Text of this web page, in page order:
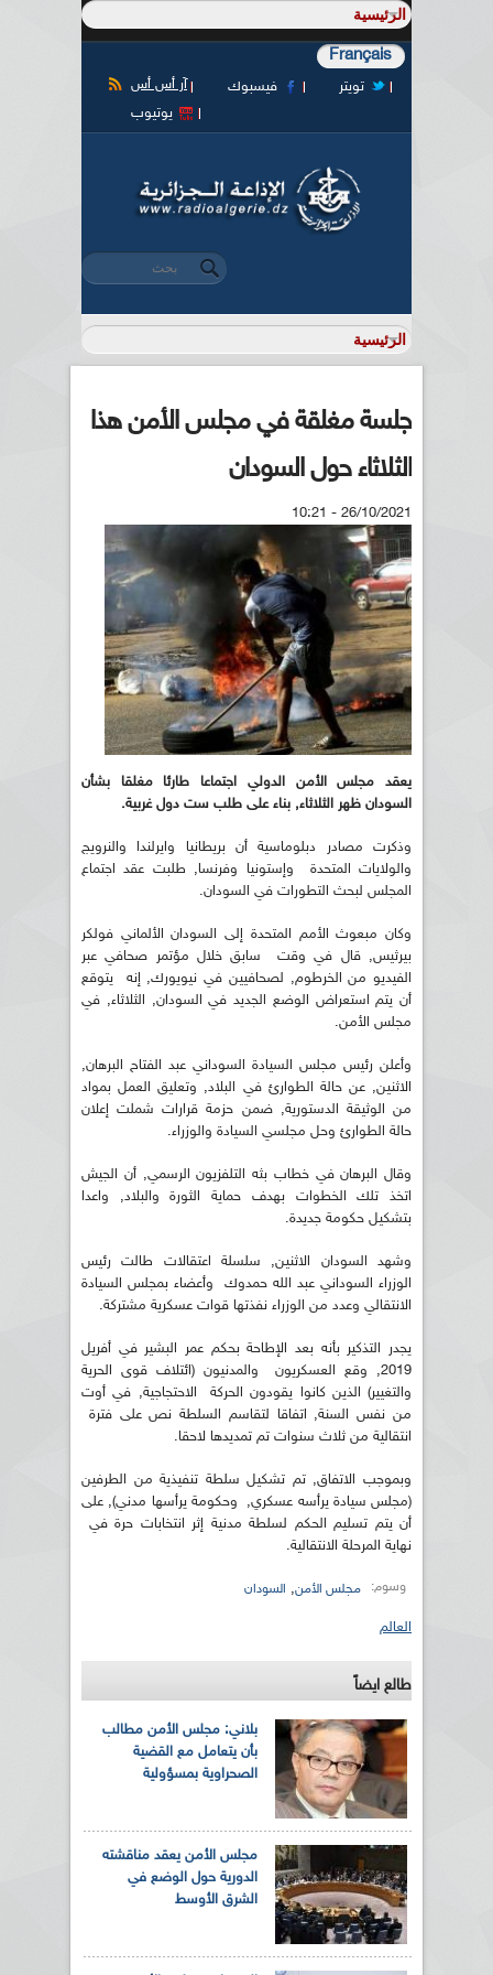
Français
آر أس أس فيسبوك
تويتر
يوتيوب
استمارة البحث
‏بحث ‏
جلسة مغلقة في مجلس الأمن هذا
الثلاثاء حول السودان
26/10/2021 - 10:21
يعقد مجلس الأمن الدولي اجتماعا طارئا مغلقا بشأن
السودان ظهر الثلاثاء, بناء على طلب ست دول غربية.
وذكرت مصادر دبلوماسية أن بريطانيا وايرلندا والنرويج
والولايات المتحدة وإستونيا وفرنسا, طلبت عقد اجتماع
المجلس لبحث التطورات في السودان.
وكان مبعوث الأمم المتحدة إلى السودان الألماني فولكر
بيرثيس, قال في وقت سابق خلال مؤتمر صحافي عبر
الفيديو من الخرطوم, لصحافيين في نيويورك, إنه يتوقع
أن يتم استعراض الوضع الجديد في السودان, الثلاثاء, في
مجلس الأمن.
وأعلن رئيس مجلس السيادة السوداني عبد الفتاح البرهان,
الاثنين, عن حالة الطوارئ في البلاد, وتعليق العمل بمواد
من الوثيقة الدستورية, ضمن حزمة قرارات شملت إعلان
حالة الطوارئ وحل مجلسي السيادة والوزراء.
وقال البرهان في خطاب بثه التلفزيون الرسمي, أن الجيش
اتخذ تلك الخطوات بهدف حماية الثورة والبلاد, واعدا
بتشكيل حكومة جديدة.
وشهد السودان الاثنين, سلسلة اعتقالات طالت رئيس
الوزراء السوداني عبد الله حمدوك وأعضاء بمجلس السيادة
الانتقالي وعدد من الوزراء نفذتها قوات عسكرية مشتركة.
يجدر التذكير بأنه بعد الإطاحة بحكم عمر البشير في أفريل
2019, وقع العسكريون والمدنيون (ائتلاف قوى الحرية
والتغيير) الذين كانوا يقودون الحركة الاحتجاجية, في أوت
من نفس السنة, اتفاقا لتقاسم السلطة نص على فترة
انتقالية من ثلاث سنوات تم تمديدها لاحقا.
وبموجب الاتفاق, تم تشكيل سلطة تنفيذية من الطرفين
(مجلس سيادة يرأسه عسكري, وحكومة يرأسها مدني), على
أن يتم تسليم الحكم لسلطة مدنية إثر انتخابات حرة في
نهاية المرحلة الانتقالية.
وسوم: مجلس الأمن, السودان
العالم
طالع ايضاً
بلاني: مجلس الأمن مطالب
بأن يتعامل مع القضية
الصحراوية بمسؤولية
مجلس الأمن يعقد مناقشته
الدورية حول الوضع في
الشرق الأوسط